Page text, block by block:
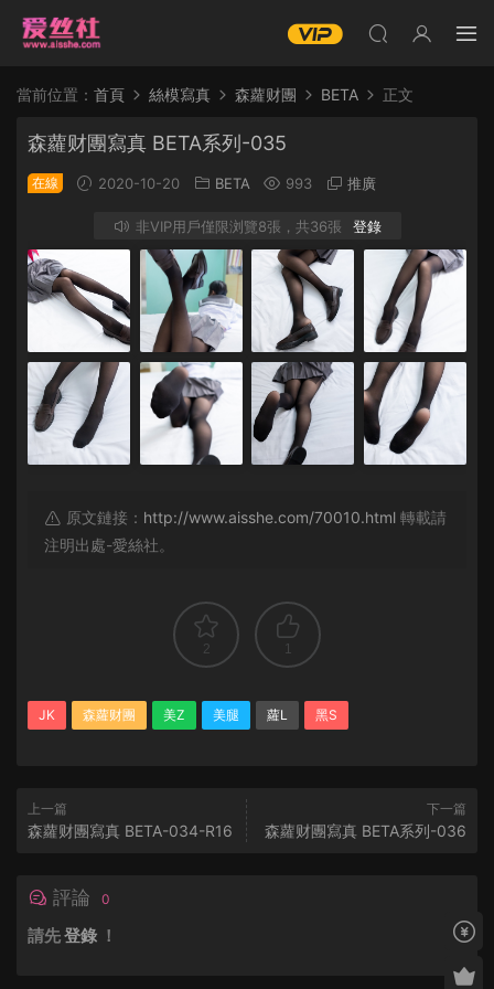
當前位置： 首頁 絲模寫真 森蘿财團 BETA 正文
森蘿财團寫真 BETA系列-035
在線 2020-10-20 BETA 993 推廣
非VIP用戶僅限浏覽8張，共36張 登錄
原文鏈接： http://www.aisshe.com/70010.html 轉載請
注明出處-愛絲社。
2 1
JK 森蘿财團 美Z 美腿 蘿L 黑S
上一篇
森蘿财團寫真 BETA-034-R16
下一篇
森蘿财團寫真 BETA系列-036
評論 0
請先登錄 ！